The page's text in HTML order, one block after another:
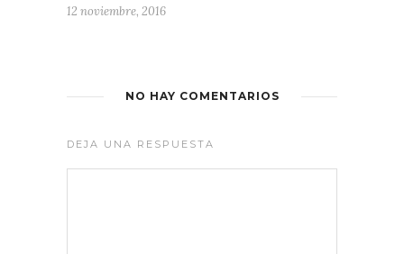
12 noviembre, 2016
NO HAY COMENTARIOS
DEJA UNA RESPUESTA